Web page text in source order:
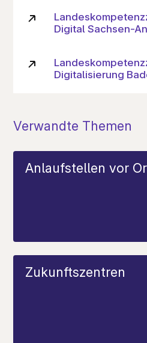
Digital Sachsen-
Digitalisierung
Verwandte Themen
Anlaufstellen vor
Zukunftszentren